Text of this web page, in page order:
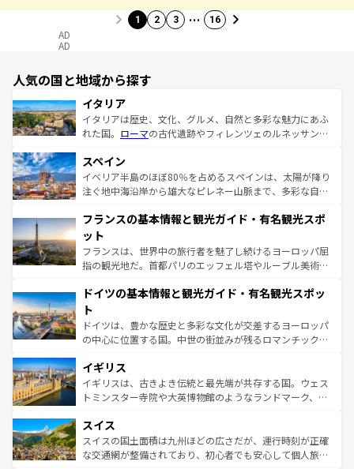
1 2 3 … 16
AD
AD
人気の国と地域から探す
イタリア
イタリアは歴史、文化、グルメ、自然と多彩な魅力にあふ
れた国。 ローマの古代遺跡やフィレンツェのルネッサンス
ろん、トスカーナの美しい田園風景やアマルフィ海岸の絶
景など、自然景観も見逃せない。観光の合間には、本場の
ピザやパスタなど、絶品のイタリア料理を堪能することも
ませてくれるイタリアで、忘れられない旅をしてみよう！
なお、新着のイタリア情報は
しい。
スペイン
イベリア半島のほぼ80％を占めるスペインは、太陽が降り
注ぐ地中海沿岸から雄大なピレネー山脈まで、多彩な自然
文化が根付くこの国では、情熱的なフラメンコ、熱気あふ
れる闘牛、そして美味しいタパスが生活の一部となってい
る。首都マドリードの洗練された雰囲気や、バルセロナの
アートに溢れた街角から、地方では古代ローマ遺跡や中世
せる。地方によって風土や気候が異なるスペインはその個
ンテンツ一覧 を参照してほしい。
フランスの基本情報と観光ガイド・有名観光スポ
ット
フランスは、世界中の旅行者を魅了し続けるヨーロッパ屈
指の観光地だ。首都パリのエッフェル塔やルーブル美術館
で、幅広い魅力が詰まっている。華麗な宮殿、歴史的な大
聖堂、美しいビーチ、そして豊かな自然が、訪れる者を心
から魅了する。また、フランスは美食の国としても知ら
れ、フランス料理はユネスコ無形文化遺産にも登録されて
香り高いラベンダー畑など、多彩な楽しみ方が可能だ。さ
らに、パリ以外の地域にも魅力が溢れており、どの街角に
も豊かな歴史と文化が息づいている。パリ以外の個性あふ
を参照してほしい。
ドイツの基本情報と観光ガイド・有名観光スポッ
ト
ドイツは、豊かな歴史と多彩な文化が交差するヨーロッパ
の中心に位置する国。中世の街並みが残るロマンチック街
顔を持つこの国は、どこを歩いても飽きることがない。ベ
ルリンの文化的活気、バイエルン州のアルプスの絶景、そ
してライン川沿いのワイン畑といった風景は必見。ビール
は、お酒好きな人にはぜひ体験してほしい。 なお、新着の
ドイツ情報はコンテンツ一覧を参照してほしい。
イギリス
イギリスは、古きよき伝統と最先端が共存する国。ウェス
トミンスター寺院や大英博物館のようなランドマーク、歴
リアごとに異なる魅力がある。また、優雅なアフタヌーン
ティー、ビール好きにはたまらない英国パブ、サッカー観
戦など、本場だからこそできる体験も豊富。イギリスを旅
スイス
スイスの国土面積は九州ほどの広さだが、運行時刻が正確
な交通網が整備されており、初心者でも安心して個人旅行